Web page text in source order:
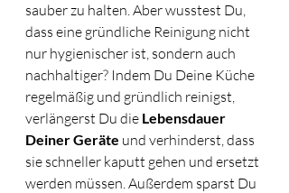
sauber zu halten. Aber wusstest Du,
dass eine gründliche Reinigung nicht
nur hygienischer ist, sondern auch
nachhaltiger? Indem Du Deine Küche
regelmäßig und gründlich reinigst,
verlängerst Du die Lebensdauer
Deiner Geräte und verhinderst, dass
sie schneller kaputt gehen und ersetzt
werden müssen. Außerdem sparst Du